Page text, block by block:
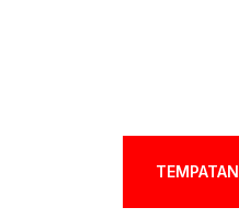
TEMPATAN